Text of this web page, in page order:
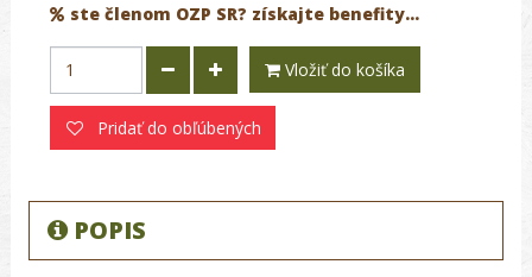
ste členom OZP SR? získajte benefity...
Vložiť do košíka
Pridať do obľúbených
POPIS